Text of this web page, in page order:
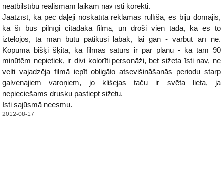
neatbilstību reālismam laikam nav īsti korekti.
Jāatzīst, ka pēc daļēji noskatīta reklāmas rullīša, es biju domājis,
ka šī būs pilnīgi citādāka filma, un droši vien tāda, kā es to
iztēlojos, tā man būtu patikusi labāk, lai gan - varbūt arī nē.
Kopumā bišķi šķita, ka filmas saturs ir par plānu - ka tām 90
minūtēm nepietiek, ir divi kolorīti personāži, bet sižeta īsti nav, ne
velti vajadzēja filmā iepīt obligāto atsevišināšanās periodu starp
galvenajiem varoņiem, jo klišejas taču ir svēta lieta, ja
nepieciešams drusku pastiept sižetu.
Īsti sajūsmā neesmu.
2012-08-17